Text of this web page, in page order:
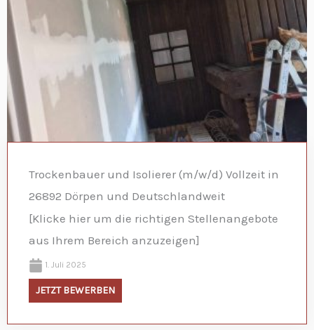
Trockenbauer und Isolierer (m/w/d) Vollzeit in
26892 Dörpen und Deutschlandweit
[Klicke hier um die richtigen Stellenangebote
aus Ihrem Bereich anzuzeigen]
1. Juli 2025
JETZT BEWERBEN